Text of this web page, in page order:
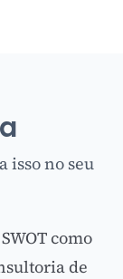
isso no seu
como
de